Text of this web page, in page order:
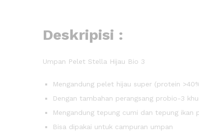
Deskripisi :
Umpan Pelet Stella Hijau Bio 3
Mengandung pelet hijau super (protein
Dengan tambahan perangsang probio-3
Mengandung tepung cumi dan tepung ikan
Bisa dipakai untuk campuran umpan